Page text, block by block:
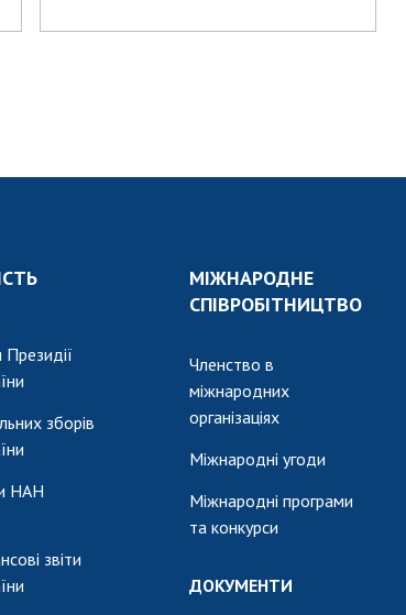
Президії
зборів
НАН
звіти
МІЖНАРОДНЕ
СПІВРОБІТНИЦТВО
Членство в
міжнародних
організаціях
Міжнародні угоди
Міжнародні програми
та конкурси
ДОКУМЕНТИ